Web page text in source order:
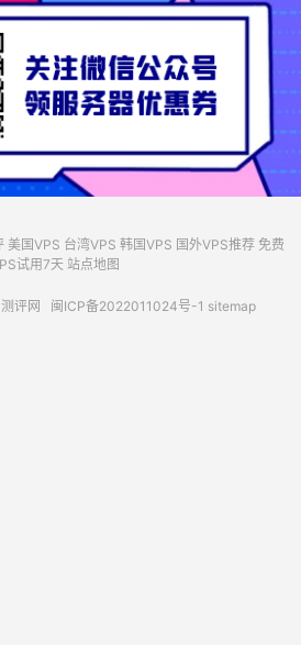
美国VPS 台湾VPS 韩国VPS 国外VPS推荐 免费
试用7天 站点地图
评网 闽ICP备2022011024号-1 sitemap